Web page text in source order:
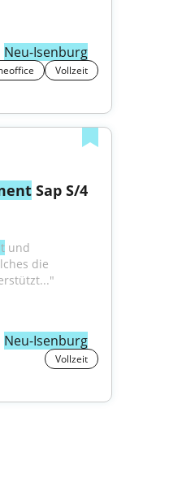
Neu-Isenburg
Vollzeit
Sap S/4
und
die
Neu-Isenburg
Vollzeit